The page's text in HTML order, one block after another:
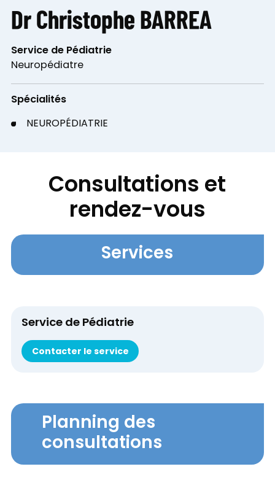
Dr Christophe BARREA
Service de Pédiatrie
Neuropédiatre
Spécialités
NEUROPÉDIATRIE
Consultations et
rendez-vous
Services
Service de Pédiatrie
Contacter le service
Planning des
consultations